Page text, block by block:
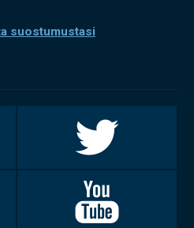
suostumustasi
Twitterissä
Youtubessa